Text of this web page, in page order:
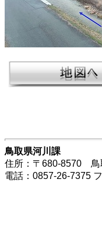
鳥取県河川課
住所：〒680-8570 鳥
電話：0857-26-7375